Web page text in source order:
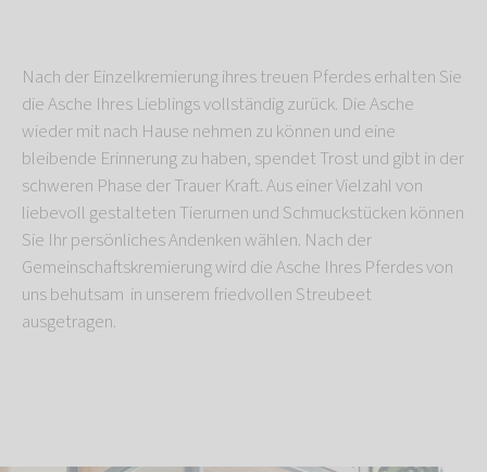
Nach der Einzelkremierung ihres treuen Pferdes erhalten Sie
die Asche Ihres Lieblings vollständig zurück. Die Asche
wieder mit nach Hause nehmen zu können und eine
bleibende Erinnerung zu haben, spendet Trost und gibt in der
schweren Phase der Trauer Kraft. Aus einer Vielzahl von
liebevoll gestalteten Tierurnen und Schmuckstücken können
Sie Ihr persönliches Andenken wählen. Nach der
Gemeinschaftskremierung wird die Asche Ihres Pferdes von
uns behutsam in unserem friedvollen Streubeet
ausgetragen.